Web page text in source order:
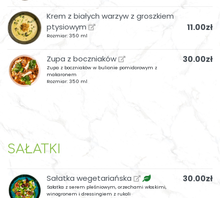
SAŁATKI
Sałatka wegetariańska 30.00zł
Sałatka z serem pleśniowym, orzechami włoskimi,
winogronem i dressingiem z rukoli
Krem z białych warzyw z groszkiem
ptysiowym
11.00zł
Rozmiar: 350 ml
Zupa z boczniaków 30.00zł
Zupa z boczniaków w bulionie pomidorowym z
makaronem
Rozmiar: 350 ml